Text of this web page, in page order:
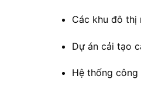
Các khu đô thị
Dự án cải tạo
Hệ thống công